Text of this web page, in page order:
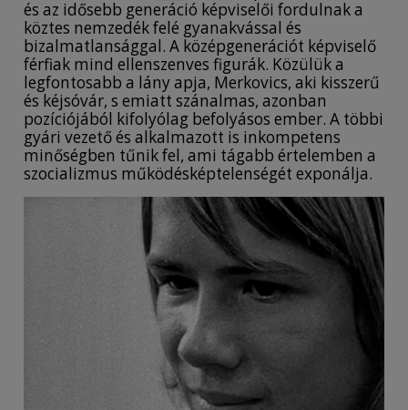
és az idősebb generáció képviselői fordulnak a
köztes nemzedék felé gyanakvással és
bizalmatlansággal. A középgenerációt képviselő
férfiak mind ellenszenves figurák. Közülük a
legfontosabb a lány apja, Merkovics, aki kisszerű
és kéjsóvár, s emiatt szánalmas, azonban
pozíciójából kifolyólag befolyásos ember. A többi
gyári vezető és alkalmazott is inkompetens
minőségben tűnik fel, ami tágabb értelemben a
szocializmus működésképtelenségét exponálja.